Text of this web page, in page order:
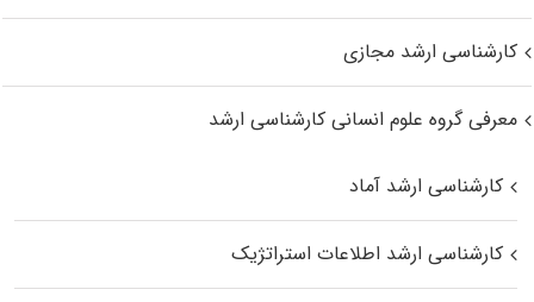
کارشناسی ارشد مجازی
معرفی گروه علوم انسانی کارشناسی ارشد
کارشناسی ارشد آماد
کارشناسی ارشد اطلاعات استراتژیک